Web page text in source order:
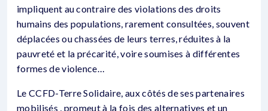
impliquent au contraire des violations des droits
humains des populations, rarement consultées, souvent
déplacées ou chassées de leurs terres, réduites à la
pauvreté et la précarité, voire soumises à différentes
formes de violence…
Le CCFD-Terre Solidaire, aux côtés de ses partenaires
mobilisés , promeut à la fois des alternatives et un